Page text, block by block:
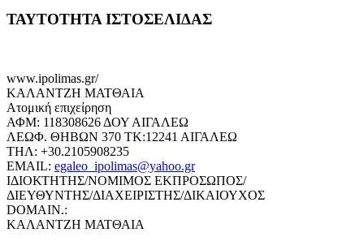
ΤΑΥΤΟΤΗΤΑ ΙΣΤΟΣΕΛΙΔΑΣ
www.ipolimas.gr/
ΚΑΛΑΝΤΖΗ ΜΑΤΘΑΙΑ
Ατομική επιχείρηση
ΑΦΜ: 118308626 ΔΟΥ ΑΙΓΑΛΕΩ
ΛΕΩΦ. ΘΗΒΩΝ 370 ΤΚ:12241 ΑΙΓΑΛΕΩ
ΤΗΛ: +30.2105908235
EMAIL: egaleo_ipolimas@yahoo.gr
ΙΔΙΟΚΤΗΤΗΣ/ΝΟΜΙΜΟΣ ΕΚΠΡΟΣΩΠΟΣ/
ΔΙΕΥΘΥΝΤΗΣ/ΔΙΑΧΕΙΡΙΣΤΗΣ/ΔΙΚΑΙΟΥΧΟΣ
DOMAIN.:
ΚΑΛΑΝΤΖΗ ΜΑΤΘΑΙΑ